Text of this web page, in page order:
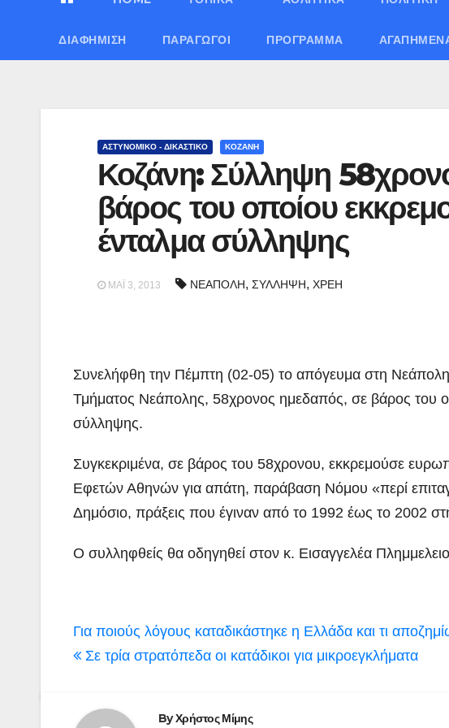
ΔΙΑΦΉΜΙΣΗ ΠΑΡΑΓΩΓΟΊ ΠΡΌΓΡΑΜΜΑ
ΑΣΤΥΝΟΜΙΚΟ - ΔΙΚΑΣΤΙΚΟ ΚΟΖΑΝΗ
Κοζάνη: Σύλληψη
βάρος του οποίου
ένταλμα σύλληψης
ΜΆΙ 3, 2013 ΝΕΑΠΟΛΗ, ΣΥΛΛΗΨΗ, ΧΡΕΗ
Συνελήφθη την Πέμπτη (02-05) το απόγευμα στη
Τμήματος Νεάπολης, 58χρονος ημεδαπός, σε βάρος του
σύλληψης.
Συγκεκριμένα, σε βάρος του 58χρονου, εκκρεμούσε
Εφετών Αθηνών για απάτη, παράβαση Νόμου «περί
Δημόσιο, πράξεις που έγιναν από το 1992 έως το 2002
Ο συλληφθείς θα οδηγηθεί στον κ. Εισαγγελέα
Πλοήγηση
άρθρων
Για ποιούς λόγους καταδικάστηκε η Ελλάδα και τι
Σε τρία στρατόπεδα οι κατάδικοι για μικροεγκλήματα
ByΧρήστος Μίμης